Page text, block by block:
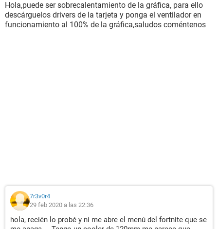
Hola,puede ser sobrecalentamiento de la gráfica, para ello
descárguelos drivers de la tarjeta y ponga el ventilador en
funcionamiento al 100% de la gráfica,saludos coméntenos
7r3v0r4
29 feb 2020 a las 22:36
hola, recién lo probé y ni me abre el menú del fortnite que se